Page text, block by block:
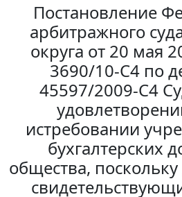
Постановление
арбитражного
округа от 20 мая
3690/10-С4 по
45597/2009-С4
истребовании
бухгалтерских
общества, поскольку